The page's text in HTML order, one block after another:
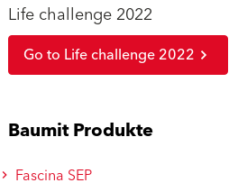
Life challenge 2022
Go to Life challenge 2022
Baumit Produkte
Fascina SEP